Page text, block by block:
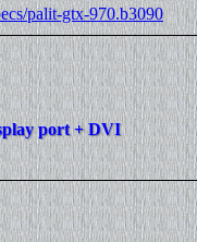
palit-gtx-970.b3090
port + DVI